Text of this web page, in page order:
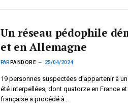
Un réseau pédophile
et en Allemagne
PAR PANDORE 25/04/2024
19 personnes suspectées d’appartenir à
été interpellées, dont quatorze en France
française a procédé à…